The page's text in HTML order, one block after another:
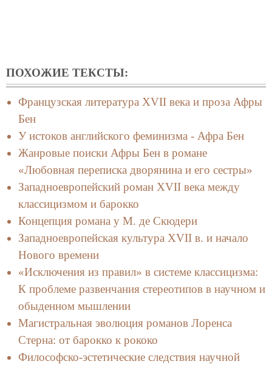
ПОХОЖИЕ ТЕКСТЫ:
Французская литература XVII века и проза Афры
Бен
У истоков английского феминизма - Афра Бен
Жанровые поиски Афры Бен в романе
«Любовная переписка дворянина и его сестры»
Западноевропейский роман XVII века между
классицизмом и барокко
Концепция романа у М. де Скюдери
Западноевропейская культура XVII в. и начало
Нового времени
«Исключения из правил» в системе классицизма:
К проблеме развенчания стереотипов в научном и
обыденном мышлении
Магистральная эволюция романов Лоренса
Стерна: от барокко к рококо
Философско-эстетические следствия научной